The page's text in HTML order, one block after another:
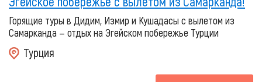
Горящие туры в Дидим, Измир и Кушадасы с вылетом из
Самарканда — отдых на Эгейском побережье Турции
Турция